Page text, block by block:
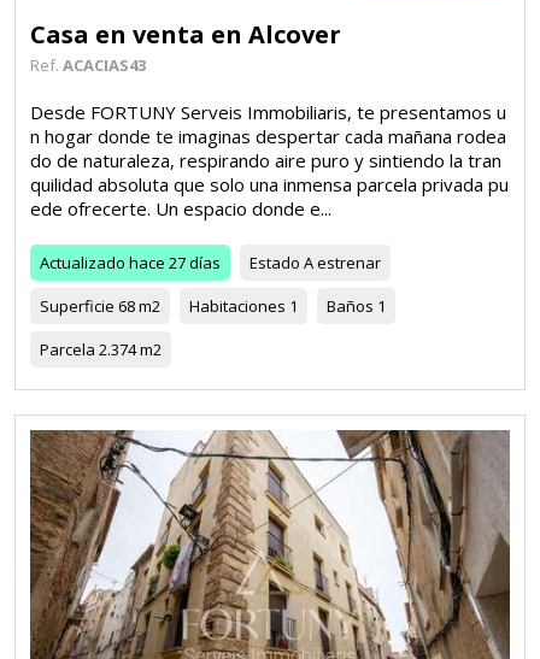
Casa en venta en Alcover
Ref. ACACIAS43
Desde FORTUNY Serveis Immobiliaris, te presentamos u
n hogar donde te imaginas despertar cada mañana rodea
do de naturaleza, respirando aire puro y sintiendo la tran
quilidad absoluta que solo una inmensa parcela privada pu
ede ofrecerte. Un espacio donde e...
Actualizado hace 27 días Estado A estrenar
Superficie 68 m2 Habitaciones 1 Baños 1
Parcela 2.374 m2